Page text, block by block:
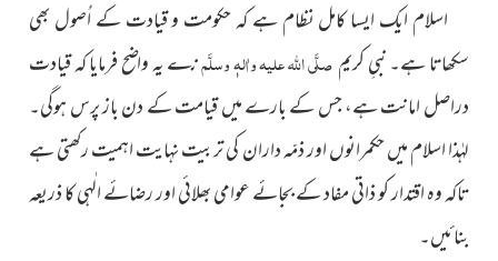
اسلام ایک ایسا کامل نظام ہے کہ حکومت و قیادت کے اُصول بھی
سکھاتا ہے۔ نبیِ کریمصلَّی اللہ علیہ واٰلہٖ وسلَّمنے یہ واضح فرمایا کہ قیادت
دراصل امانت ہے، جس کے بارے میں قیامت کے دن باز پرس ہوگی۔
لہٰذا اسلام میں حکمرانوں اور ذمّہ داران کی تربیت نہایت اہمیت رکھتی ہے
تاکہ وہ اقتدار کو ذاتی مفاد کے بجائے عوامی بھلائی اور رضائے الٰہی کا ذریعہ
بنائیں۔